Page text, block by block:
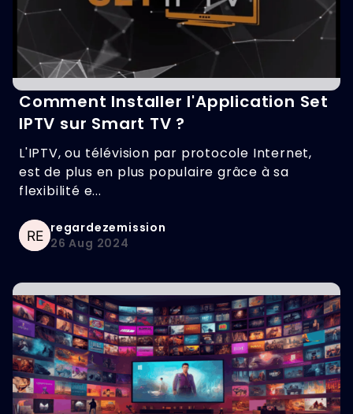
Comment Installer l'Application Set
IPTV sur Smart TV ?
L'IPTV, ou télévision par protocole Internet,
est de plus en plus populaire grâce à sa
flexibilité e...
regardezemission
26 Aug 2024